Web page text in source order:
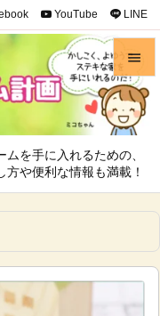
を手に入れるための、
や便利な情報も満載！


メニュ

サイド

次へ

YouTube LINE